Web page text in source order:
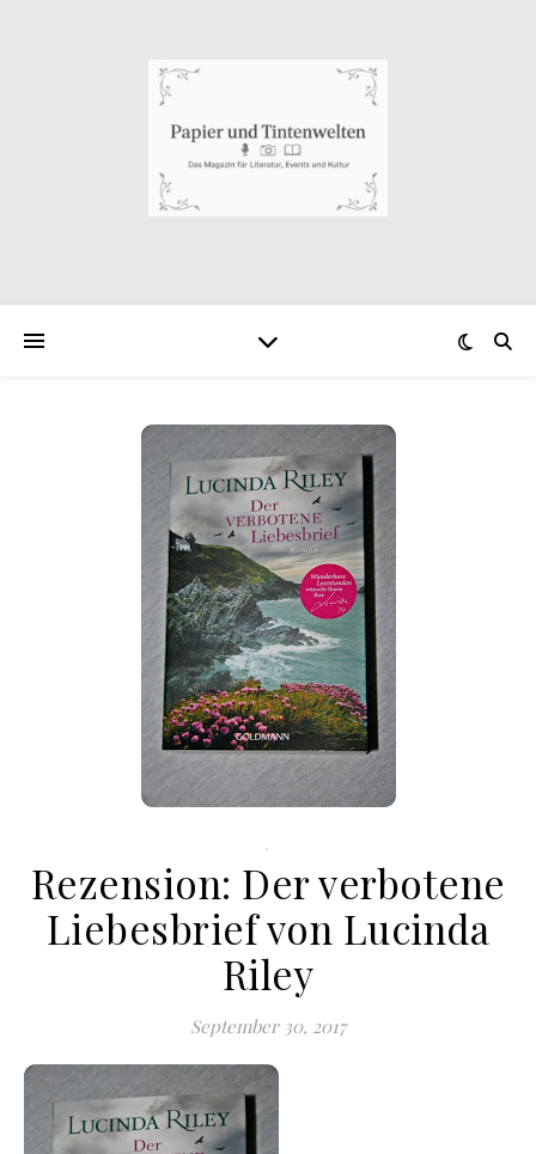
.
Rezension: Der verbotene
Liebesbrief von Lucinda
Riley
September 30, 2017